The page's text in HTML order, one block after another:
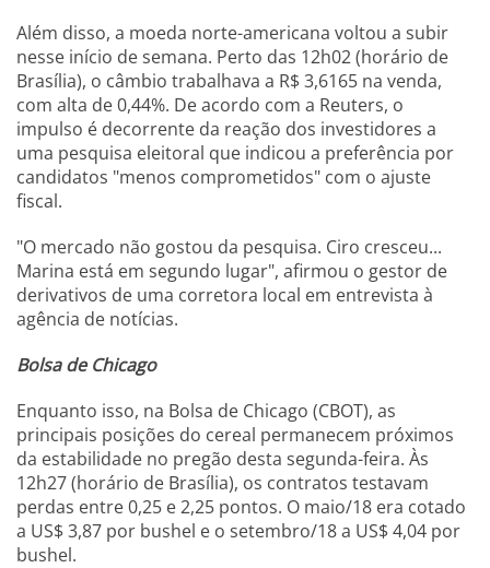
Além disso, a moeda norte-americana voltou a subir
nesse início de semana. Perto das 12h02 (horário de
Brasília), o câmbio trabalhava a R$ 3,6165 na venda,
com alta de 0,44%. De acordo com a Reuters, o
impulso é decorrente da reação dos investidores a
uma pesquisa eleitoral que indicou a preferência por
candidatos "menos comprometidos" com o ajuste
fiscal.
"O mercado não gostou da pesquisa. Ciro cresceu...
Marina está em segundo lugar", afirmou o gestor de
derivativos de uma corretora local em entrevista à
agência de notícias.
Bolsa de Chicago
Enquanto isso, na Bolsa de Chicago (CBOT), as
principais posições do cereal permanecem próximos
da estabilidade no pregão desta segunda-feira. Às
12h27 (horário de Brasília), os contratos testavam
perdas entre 0,25 e 2,25 pontos. O maio/18 era cotado
a US$ 3,87 por bushel e o setembro/18 a US$ 4,04 por
bushel.